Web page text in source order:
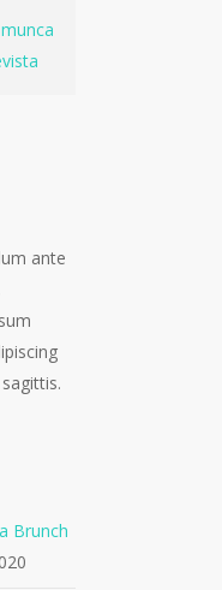
ante
Brunch